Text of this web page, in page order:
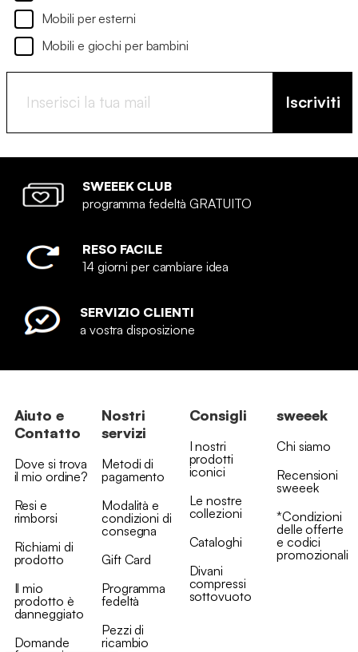
Mobili per esterni
Mobili e giochi per bambini
Iscriviti
SWEEEK CLUB
programma fedeltà GRATUITO
RESO FACILE
14 giorni per cambiare idea
SERVIZIO CLIENTI
a vostra disposizione
Aiuto e
Contatto
Dove si trova
il mio ordine?
Resi e
rimborsi
Richiami di
prodotto
Il mio
prodotto è
danneggiato
Domande
Nostri
servizi
Metodi di
pagamento
Modalità e
condizioni di
consegna
Gift Card
Programma
fedeltà
Pezzi di
ricambio
Consigli
I nostri
prodotti
iconici
Le nostre
collezioni
Cataloghi
Divani
compressi
sottovuoto
sweeek
Chi siamo
Recensioni
sweeek
*Condizioni
delle offerte
e codici
promozionali